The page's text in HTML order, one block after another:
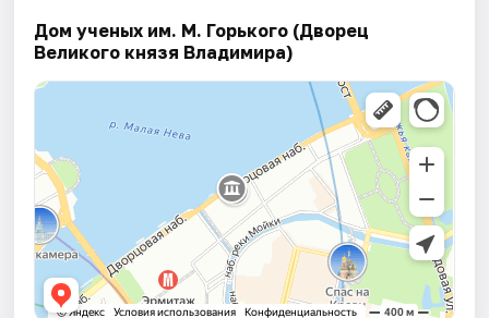
Дом ученых им. М. Горького (Дворец
Великого князя Владимира)